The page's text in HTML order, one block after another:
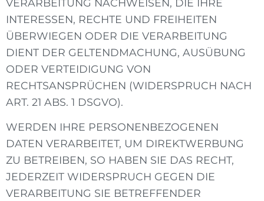
VERARBEITUNG NACHWEISEN, DIE IHRE
INTERESSEN, RECHTE UND FREIHEITEN
ÜBERWIEGEN ODER DIE VERARBEITUNG
DIENT DER GELTENDMACHUNG, AUSÜBUNG
ODER VERTEIDIGUNG VON
RECHTSANSPRÜCHEN (WIDERSPRUCH NACH
ART. 21 ABS. 1 DSGVO).
WERDEN IHRE PERSONENBEZOGENEN
DATEN VERARBEITET, UM DIREKTWERBUNG
ZU BETREIBEN, SO HABEN SIE DAS RECHT,
JEDERZEIT WIDERSPRUCH GEGEN DIE
VERARBEITUNG SIE BETREFFENDER